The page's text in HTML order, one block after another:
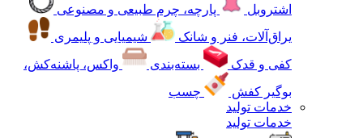
اشتروبل
پارچه، چرم طبیعی و مصنوعی
یراق‌آلات، فنر و شانک
شیمیایی و پلیمری
کفی و قدک
بسته‌بندی
واکس، پاشنه‌کش،
بوگیر کفش
چسب
خدمات تولید
خدمات تولید